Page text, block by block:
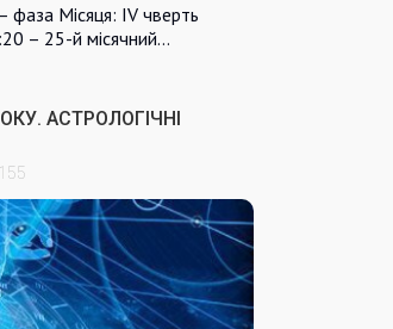
фаза Місяця: IV чверть
– 25-й місячний…
АСТРОЛОГІЧНІ